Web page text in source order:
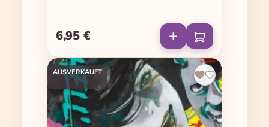
Regulärer Preis:
6,95 €
AUSVERKAUFT